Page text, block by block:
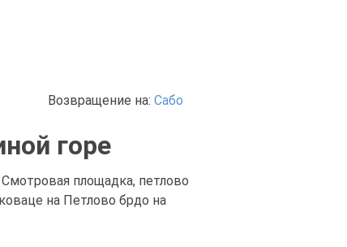
Возвращение на: Сабо
горе
площадка, петлово
на Петлово брдо на